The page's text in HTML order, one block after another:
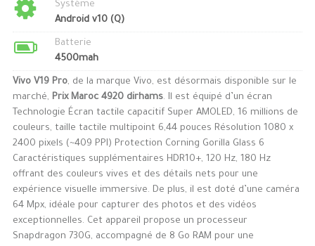
Système
Android v10 (Q)
Batterie
4500mah
Vivo V19 Pro, de la marque Vivo, est désormais disponible sur le
marché, Prix Maroc 4920 dirhams. Il est équipé d’un écran
Technologie Écran tactile capacitif Super AMOLED, 16 millions de
couleurs, taille tactile multipoint 6,44 pouces Résolution 1080 x
2400 pixels (~409 PPI) Protection Corning Gorilla Glass 6
Caractéristiques supplémentaires HDR10+, 120 Hz, 180 Hz
offrant des couleurs vives et des détails nets pour une
expérience visuelle immersive. De plus, il est doté d’une caméra
64 Mpx, idéale pour capturer des photos et des vidéos
exceptionnelles. Cet appareil propose un processeur
Snapdragon 730G, accompagné de 8 Go RAM pour une